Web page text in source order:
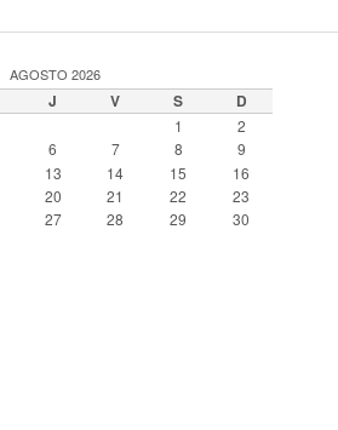
AGOSTO 2026
J V S D
1 2
6 7 8
9
13 14 15
16
20 21 22
23
27 28 29
30